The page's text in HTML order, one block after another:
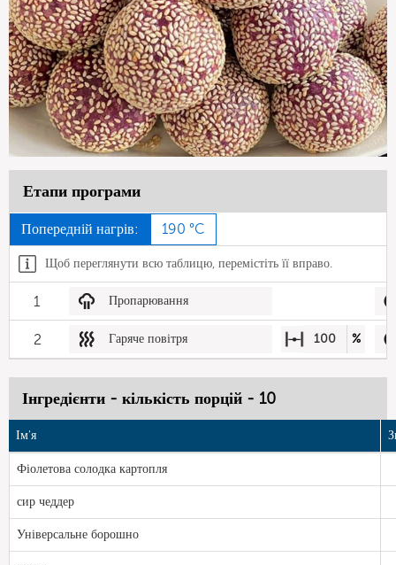
Етапи програми
Попередній нагрів: 190 °C
Щоб переглянути всю таблицю, перемістіть її вправо.
1 Пропарювання
2 Гаряче повітря 100 %
Інгредієнти - кількість порцій - 10
Ім'я
Фіолетова солодка картопля
сир чеддер
Універсальне борошно